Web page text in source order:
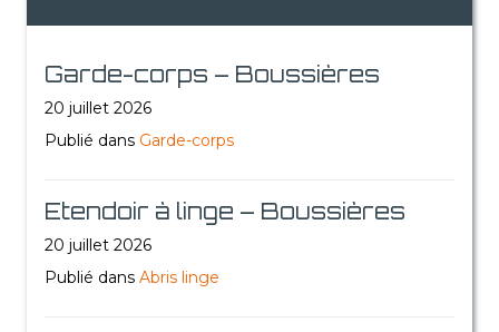
Garde-corps – Boussières
20 juillet 2026
Publié dans Garde-corps
Etendoir à linge – Boussières
20 juillet 2026
Publié dans Abris linge